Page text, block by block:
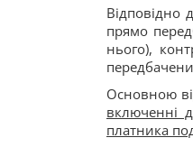
Відповідно
прямо
нього),
Основною
включенні
платника